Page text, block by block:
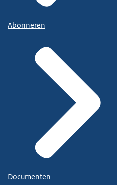
Abonneren
Documenten